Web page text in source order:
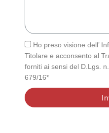
Ho preso visione dell’
Titolare e acconsento al
forniti ai sensi del D.Lgs.
679/16*